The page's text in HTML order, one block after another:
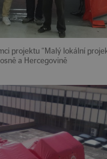
projektu “Malý lokální
a Hercegovině